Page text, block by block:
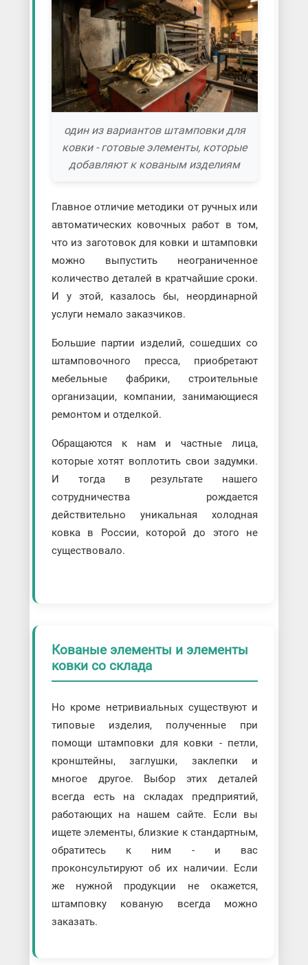
один из вариантов штамповки для
ковки - готовые элементы, которые
добавляют к кованым изделиям
Главное отличие методики от ручных или
автоматических ковочных работ в том,
что из заготовок для ковки и штамповки
можно выпустить неограниченное
количество деталей в кратчайшие сроки.
И у этой, казалось бы, неординарной
услуги немало заказчиков.
Большие партии изделий, сошедших со
штамповочного пресса, приобретают
мебельные фабрики, строительные
организации, компании, занимающиеся
ремонтом и отделкой.
Обращаются к нам и частные лица,
которые хотят воплотить свои задумки.
И тогда в результате нашего
сотрудничества рождается
действительно уникальная холодная
ковка в России, которой до этого не
существовало.
Кованые элементы и элементы
ковки со склада
Но кроме нетривиальных существуют и
типовые изделия, полученные при
помощи штамповки для ковки - петли,
кронштейны, заглушки, заклепки и
многое другое. Выбор этих деталей
всегда есть на складах предприятий,
работающих на нашем сайте. Если вы
ищете элементы, близкие к стандартным,
обратитесь к ним - и вас
проконсультируют об их наличии. Если
же нужной продукции не окажется,
штамповку кованую всегда можно
заказать.